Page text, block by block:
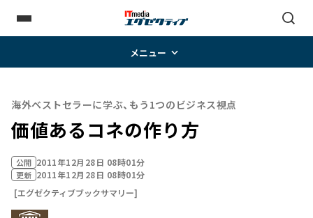
メニュー
海外ベストセラーに学ぶ、もう1つのビジネス視点
価値あるコネの作り方
公開 2011年12月28日 08時01分
更新 2011年12月28日 08時01分
[エグゼクティブブックサマリー]